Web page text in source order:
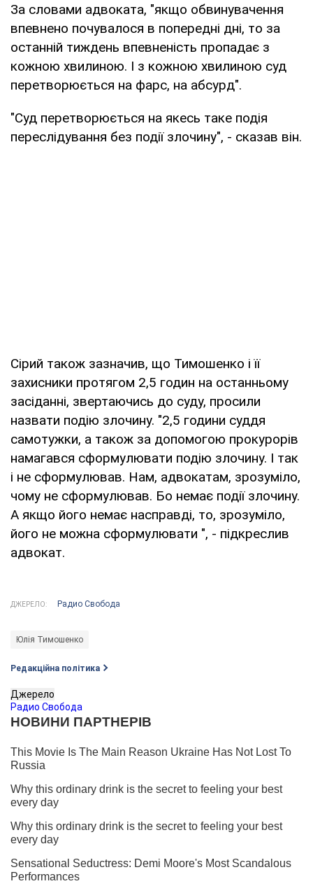
За словами адвоката, "якщо обвинувачення
впевнено почувалося в попередні дні, то за
останній тиждень впевненість пропадає з
кожною хвилиною. І з кожною хвилиною суд
перетворюється на фарс, на абсурд".
"Суд перетворюється на якесь таке подія
переслідування без події злочину", - сказав він.
Сірий також зазначив, що Тимошенко і її
захисники протягом 2,5 годин на останньому
засіданні, звертаючись до суду, просили
назвати подію злочину. "2,5 години суддя
самотужки, а також за допомогою прокурорів
намагався сформулювати подію злочину. І так
і не сформулював. Нам, адвокатам, зрозуміло,
чому не сформулював. Бо немає події злочину.
А якщо його немає насправді, то, зрозуміло,
його не можна сформулювати ", - підкреслив
адвокат.
ДЖЕРЕЛО: Радио Свобода
Юлія Тимошенко
Редакційна політика
Джерело
Радио Свобода